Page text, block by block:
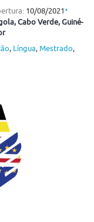
10/08/2021 ⋅
, Cabo Verde, Guiné-
, Língua, Mestrado,